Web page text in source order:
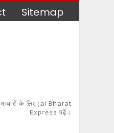
Sitemap
के लिए Jai Bharat
Express पढ़ें।